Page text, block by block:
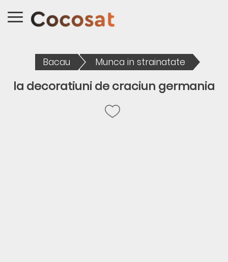
Bacau Munca in strainatate
la decoratiuni de craciun germania